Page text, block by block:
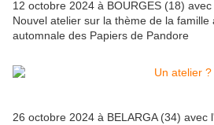
12 octobre 2024 à BOURGES (18) avec
Nouvel atelier sur la thème de la famille
automnale des Papiers de Pandore
26 octobre 2024 à BELARGA (34) avec